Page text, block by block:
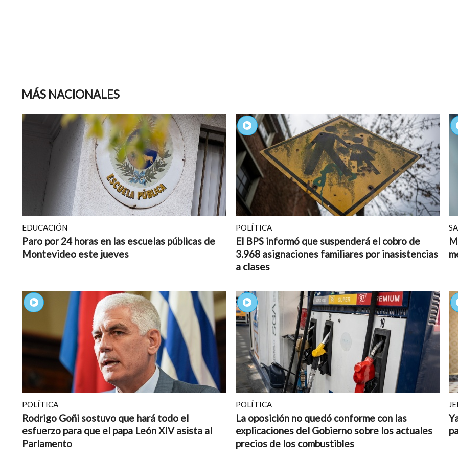
MÁS NACIONALES
EDUCACIÓN
Paro por 24 horas en las escuelas públicas de
Montevideo este jueves
POLÍTICA
El BPS informó que suspenderá el cobro de
3.968 asignaciones familiares por inasistencias
a clases
POLÍTICA
Rodrigo Goñi sostuvo que hará todo el
esfuerzo para que el papa León XIV asista al
Parlamento
POLÍTICA
La oposición no quedó conforme con las
explicaciones del Gobierno sobre los actuales
precios de los combustibles